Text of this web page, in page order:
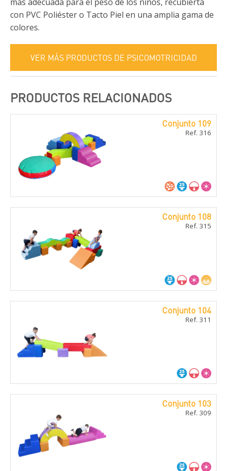
con PVC Poliéster o Tacto Piel en una amplia gama de
colores.
VER MÁS PRODUCTOS DE PSICOMOTRICIDAD
PRODUCTOS RELACIONADOS
Conjunto 109
Ref. 316
Conjunto 108
Ref. 315
Conjunto 104
Ref. 311
Conjunto 103
Ref. 309